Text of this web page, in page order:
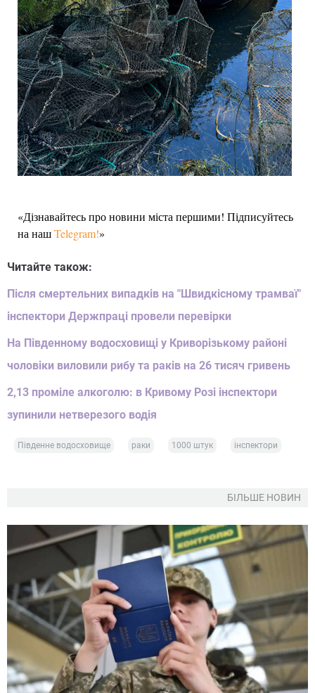
«Дізнавайтесь про новини міста першими! Підписуйтесь
на нашTelegram!»
Читайте також:
Після смертельних випадків на "Швидкісному трамваї"
інспектори Держпраці провели перевірки
На Південному водосховищі у Криворізькому районі
чоловіки виловили рибу та раків на 26 тисяч гривень
2,13 проміле алкоголю: в Кривому Розі інспектори
зупинили нетверезого водія
Південне водосховище раки 1000 штук інспектори
БІЛЬШЕ НОВИН